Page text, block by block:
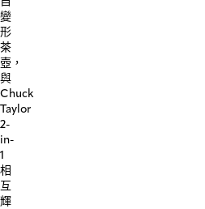
變
形
茶
壺，
與
Chuck
Taylor
2-
in-
1
相
互
輝